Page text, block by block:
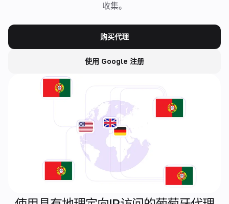
收集。
购买代理
使用 Google 注册